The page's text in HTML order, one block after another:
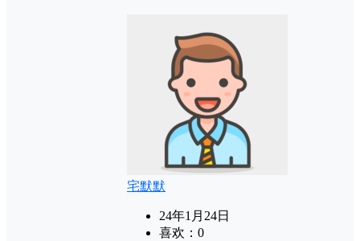
宅默默
24年1月24日
喜欢： 0